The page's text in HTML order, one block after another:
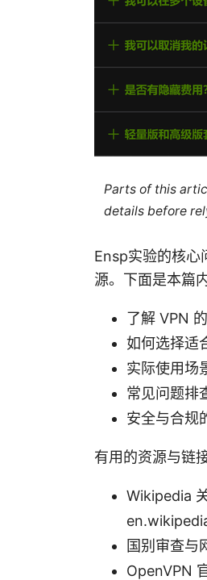
Parts of this
details before
Ensp实验的核心
源。下面是本篇
了解 VPN
如何选择适
实际使用场
常见问题排
安全与合规
有用的资源与链
Wikipedia
国别审查
OpenVPN